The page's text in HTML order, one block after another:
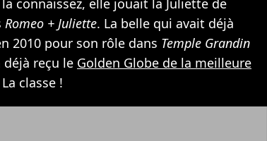
connaissez, elle jouait la Juliette de
Romeo + Juliette. La belle qui avait déjà
2010 pour son rôle dans Temple Grandin
déjà reçu le Golden Globe de la meilleure
classe !